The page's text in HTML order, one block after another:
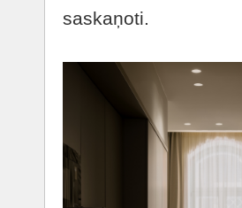
saskaņoti.